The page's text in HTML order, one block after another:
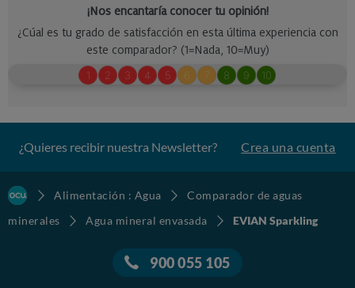
¿Quieres recibir nuestra Newsletter? Crea una cuenta
Alimentación : Agua
Comparador de aguas
minerales
Agua mineral envasada EVIAN Sparkling
900 055 105